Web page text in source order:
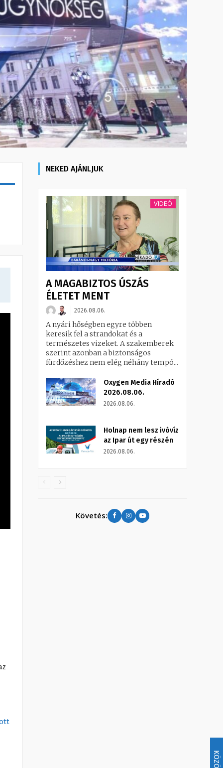
NEKED AJÁNLJUK
VIDEÓ
A MAGABIZTOS ÚSZÁS
ÉLETET MENT
2026.08.06.
A nyári hőségben egyre többen
keresik fel a strandokat és a
természetes vizeket. A szakemberek
szerint azonban a biztonságos
fürdőzéshez nem elég néhány tempó...
Oxygen Media Híradó
2026.08.06.
2026.08.06.
Holnap nem lesz ivóvíz
az Ipar út egy részén
2026.08.06.
Követés: